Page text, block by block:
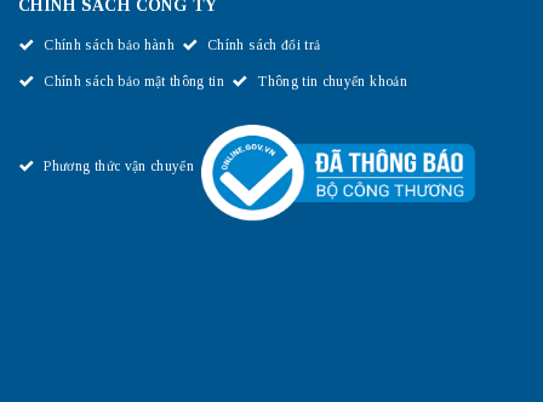
CHÍNH SÁCH CÔNG TY
Chính sách bảo hành Chính sách đổi trả
Chính sách bảo mật thông tin Thông tin chuyển khoản
Phương thức vận chuyển